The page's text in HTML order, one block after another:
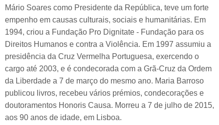
Mário Soares como Presidente da República, teve um forte
empenho em causas culturais, sociais e humanitárias. Em
1994, criou a Fundação Pro Dignitate - Fundação para os
Direitos Humanos e contra a Violência. Em 1997 assumiu a
presidência da Cruz Vermelha Portuguesa, exercendo o
cargo até 2003, e é condecorada com a Grã-Cruz da Ordem
da Liberdade a 7 de março do mesmo ano. Maria Barroso
publicou livros, recebeu vários prémios, condecorações e
doutoramentos Honoris Causa. Morreu a 7 de julho de 2015,
aos 90 anos de idade, em Lisboa.